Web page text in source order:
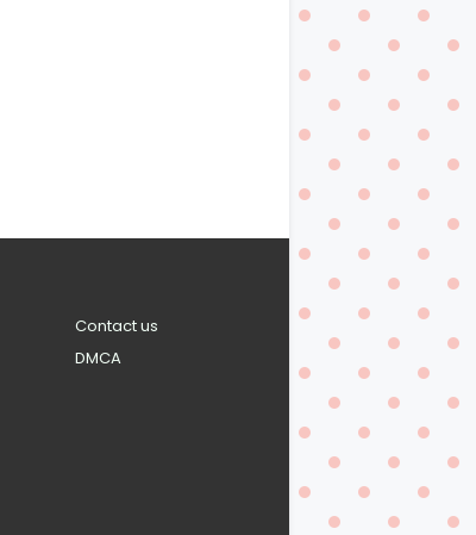
Contact us
DMCA